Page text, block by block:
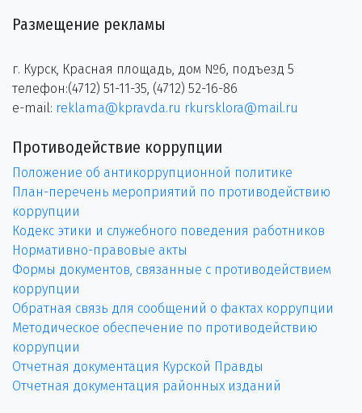
Размещение рекламы
г. Курск, Красная площадь, дом №6, подъезд 5
телефон:(4712) 51-11-35, (4712) 52-16-86
e-mail: reklama@kpravda.ru rkursklora@mail.ru
Противодействие коррупции
Положение об антикоррупционной политике
План-перечень мероприятий по противодействию
коррупции
Кодекс этики и служебного поведения работников
Нормативно-правовые акты
Формы документов, связанные с противодействием
коррупции
Обратная связь для сообщений о фактах коррупции
Методическое обеспечение по противодействию
коррупции
Отчетная документация Курской Правды
Отчетная документация районных изданий